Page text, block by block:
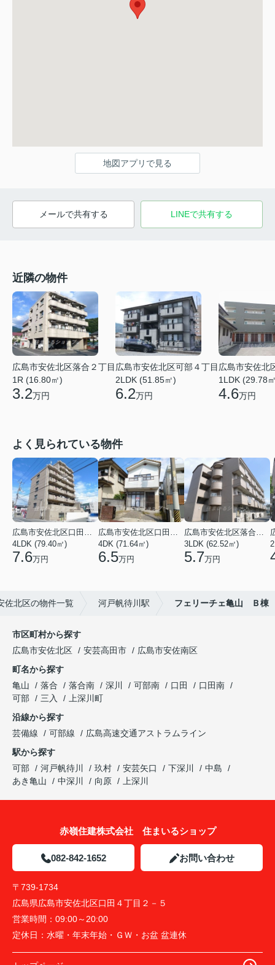
地図アプリで見る
メールで共有する LINEで共有する
近隣の物件
広島市安佐北区落合２丁目
1R (16.80㎡)
3.2万円
広島市安佐北区可部４丁目
2LDK (51.85㎡)
6.2万円
広島市安佐北
1LDK (29.78
4.6万円
よく見られている物件
広島市安佐北区口田３丁目
4LDK (79.40㎡)
7.6万円
広島市安佐北区口田５丁目
4DK (71.64㎡)
6.5万円
広島市安佐北区落合２丁目
3LDK (62.52㎡)
5.7万円
佐北区の物件一覧 河戸帆待川駅 フェリーチェ亀山 Ｂ棟
市区町村から探す
広島市安佐北区
安芸高田市
広島市安佐南区
町名から探す
亀山
落合 落合南 深川 可部南 口田
口田南
可部
三入
上深川町
沿線から探す
芸備線
可部線
広島高速交通アストラムライン
駅から探す
可部
河戸帆待川 玖村 安芸矢口 下深川
中島
あき亀山
中深川 向原 上深川
赤嶺住建株式会社 住まいるショップ
082-842-1652 お問い合わせ
〒739-1734
広島県広島市安佐北区口田４丁目２－５
営業時間： 09:00～20:00
定休日： 水曜・年末年始・ＧＷ・お盆 盆連休